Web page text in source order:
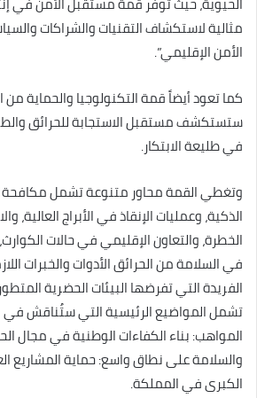
مثالية لاستكشاف التقنيات والشراكات
الأمن الإقليمي”.
كما تعود أيضاً قمة التكنولوجيا والحماية من
ستستكشف مستقبل الاستجابة للحرائق
في طليعة الابتكار.
وتغطي القمة محاور متنوعة تشمل مكافحة
الذكية، وعمليات الإنقاذ في الأبراج العالية،
الخطرة، والتعاون الإقليمي في حالات
في السلامة من الحرائق الأدوات والخبرات
الفريدة التي تفرضها البيئات الحضرية
تشمل المواضيع الرئيسية التي ستُناقش في
المواهب: بناء الكفاءات الوطنية في مجال
والسلامة على نطاق واسع: حماية المشاريع
الكبرى في المملكة.